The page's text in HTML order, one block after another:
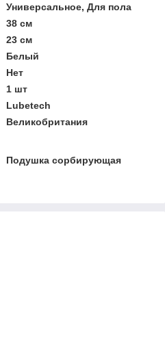
Универсальное, Для пола
38 см
23 см
Белый
Нет
1 шт
Lubetech
Великобритания
Подушка сорбирующая